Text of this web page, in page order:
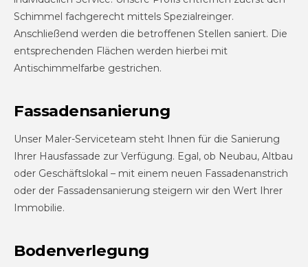
Schimmel fachgerecht mittels Spezialreinger.
Anschließend werden die betroffenen Stellen saniert. Die
entsprechenden Flächen werden hierbei mit
Antischimmelfarbe gestrichen.
Fassadensanierung
Unser Maler-Serviceteam steht Ihnen für die Sanierung
Ihrer Hausfassade zur Verfügung. Egal, ob Neubau, Altbau
oder Geschäftslokal – mit einem neuen Fassadenanstrich
oder der Fassadensanierung steigern wir den Wert Ihrer
Immobilie.
Bodenverlegung